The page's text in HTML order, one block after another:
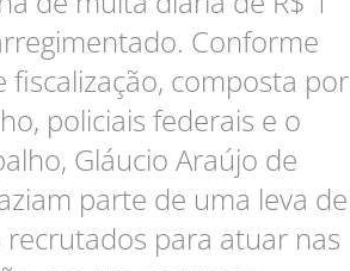
Conforme
composta por
policiais federais e o
Gláucio Araújo de
parte de uma leva de
para atuar nas